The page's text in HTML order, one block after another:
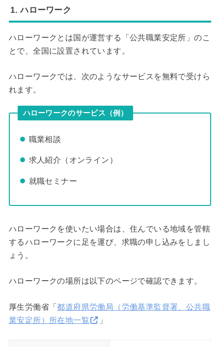
1. ハローワーク
ハローワークとは国が運営する「公共職業安定所」のこ
とで、全国に設置されています。
ハローワークでは、次のようなサービスを無料で受けら
れます。
ハローワークのサービス（例）
職業相談
求人紹介（オンライン）
就職セミナー
ハローワークを使いたい場合は、住んでいる地域を管轄
するハローワークに足を運び、求職の申し込みをしまし
ょう。
ハローワークの場所は以下のページで確認できます。
厚生労働省「都道府県労働局（労働基準監督署、公共職
業安定所）所在地一覧
」